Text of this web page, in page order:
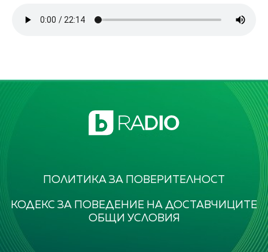
ПОЛИТИКА ЗА ПОВЕРИТЕЛНОСТ
КОДЕКС ЗА ПОВЕДЕНИЕ НА ДОСТАВЧИЦИТЕ
ОБЩИ УСЛОВИЯ